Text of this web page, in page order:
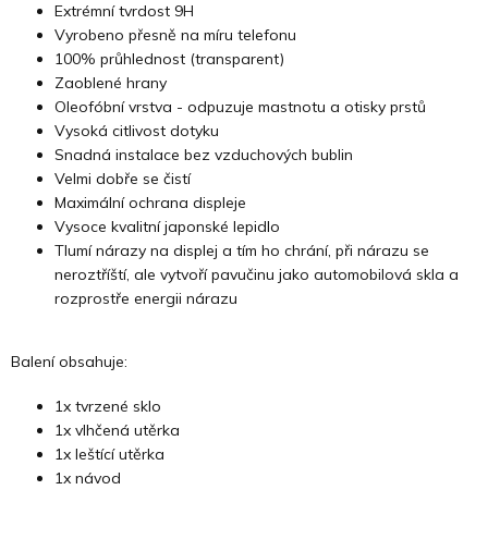
Extrémní tvrdost 9H
Vyrobeno přesně na míru telefonu
100% průhlednost (transparent)
Zaoblené hrany
Oleofóbní vrstva - odpuzuje mastnotu a otisky prstů
Vysoká citlivost dotyku
Snadná instalace bez vzduchových bublin
Velmi dobře se čistí
Maximální ochrana displeje
Vysoce kvalitní japonské lepidlo
Tlumí nárazy na displej a tím ho chrání, při nárazu se
neroztříští, ale vytvoří pavučinu jako automobilová skla a
rozprostře energii nárazu
Balení obsahuje:
1x tvrzené sklo
1x vlhčená utěrka
1x leštící utěrka
1x návod